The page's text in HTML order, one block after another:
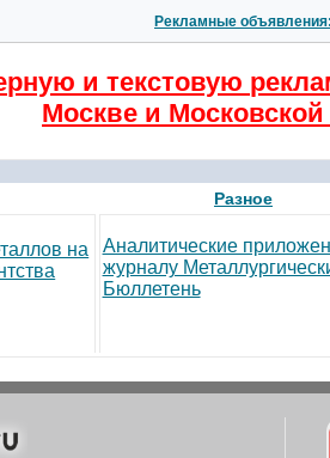
Рекламные
и текстовую
Москве и Московской
на
Разное
Аналитические
журналу
Бюллетень